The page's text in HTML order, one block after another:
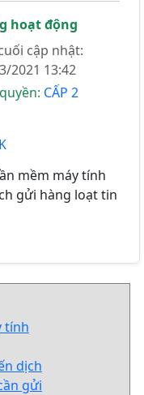
hoạt động
cập nhật:
2021 13:42
CẤP 2
mềm máy tính
gửi hàng loạt tin
tính
dịch
gửi